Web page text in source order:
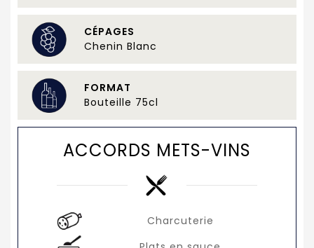
CÉPAGES
Chenin Blanc
FORMAT
Bouteille 75cl
ACCORDS METS-VINS
Charcuterie